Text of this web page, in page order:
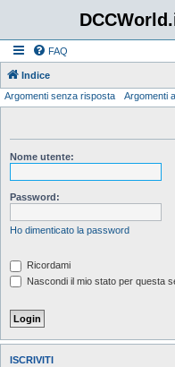
FAQ
Indice
Argomenti senza risposta Argomenti
Nome utente:
Password:
Ho dimenticato la password
Ricordami
Nascondi il mio stato per questa
ISCRIVITI